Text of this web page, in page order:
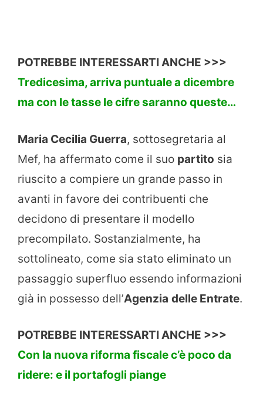
POTREBBE INTERESSARTI ANCHE >>>
Tredicesima, arriva puntuale a dicembre
ma con le tasse le cifre saranno queste…
Maria Cecilia Guerra, sottosegretaria al
Mef, ha affermato come il suo partito sia
riuscito a compiere un grande passo in
avanti in favore dei contribuenti che
decidono di presentare il modello
precompilato. Sostanzialmente, ha
sottolineato, come sia stato eliminato un
passaggio superfluo essendo informazioni
già in possesso dell’Agenzia delle Entrate.
POTREBBE INTERESSARTI ANCHE >>>
Con la nuova riforma fiscale c’è poco da
ridere: e il portafogli piange